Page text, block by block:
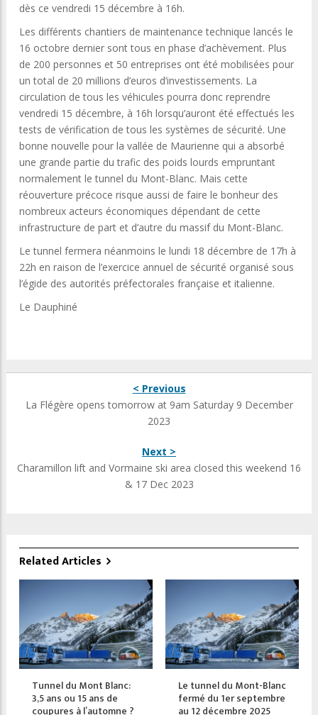
dès ce vendredi 15 décembre à 16h.
Les différents chantiers de maintenance technique lancés le
16 octobre dernier sont tous en phase d’achèvement. Plus
de 200 personnes et 50 entreprises ont été mobilisées pour
un total de 20 millions d’euros d’investissements. La
circulation de tous les véhicules pourra donc reprendre
vendredi 15 décembre, à 16h lorsqu’auront été effectués les
tests de vérification de tous les systèmes de sécurité. Une
bonne nouvelle pour la vallée de Maurienne qui a absorbé
une grande partie du trafic des poids lourds empruntant
normalement le tunnel du Mont-Blanc. Mais cette
réouverture précoce risque aussi de faire le bonheur des
nombreux acteurs économiques dépendant de cette
infrastructure de part et d’autre du massif du Mont-Blanc.
Le tunnel fermera néanmoins le lundi 18 décembre de 17h à
22h en raison de l’exercice annuel de sécurité organisé sous
l’égide des autorités préfectorales française et italienne.
Le Dauphiné
< Previous
La Flégère opens tomorrow at 9am Saturday 9 December
2023
Next >
Charamillon lift and Vormaine ski area closed this weekend 16
& 17 Dec 2023
Related Articles
Tunnel du Mont Blanc:
3,5 ans ou 15 ans de
coupures à l’automne ?
Le tunnel du Mont-Blanc
fermé du 1er septembre
au 12 décembre 2025